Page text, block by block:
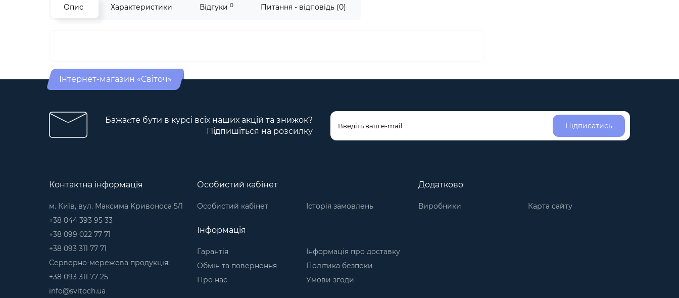
Опис Характеристики Відгуки 0 Питання - відповідь (0)
Інтернет-магазин «Світоч»
Бажаєте бути в курсі всіх наших акцій та знижок?
Підпишіться на розсилку
Підписатись
Контактна інформація
м. Київ, вул. Максима Kривоноса 5/1
+38 044 393 95 33
+38 099 022 77 71
+38 093 311 77 71
Серверно-мережева продукція:
+38 093 311 77 25
info@svitoch.ua
Особистий кабінет
Особистий кабінет Історія замовлень
Додатково
Виробники Карта сайту
Інформація
Гарантія
Обмін та повернення
Про нас
Інформація про доставку
Політика безпеки
Умови згоди